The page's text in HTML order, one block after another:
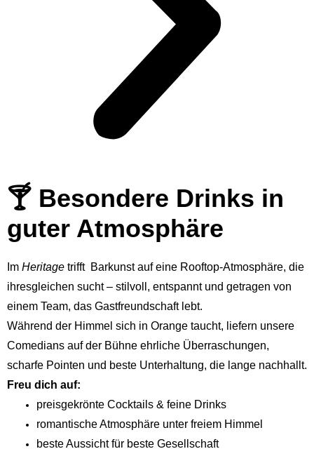
🍸 Besondere Drinks in
guter Atmosphäre
Im Heritagetrifft Barkunst auf eine Rooftop-Atmosphäre, die
ihresgleichen sucht – stilvoll, entspannt und getragen von
einem Team, das Gastfreundschaft lebt.
Während der Himmel sich in Orange taucht, liefern unsere
Comedians auf der Bühne ehrliche Überraschungen,
scharfe Pointen und beste Unterhaltung, die lange nachhallt.
Freu dich auf:
preisgekrönte Cocktails & feine Drinks
romantische Atmosphäre unter freiem Himmel
beste Aussicht für beste Gesellschaft